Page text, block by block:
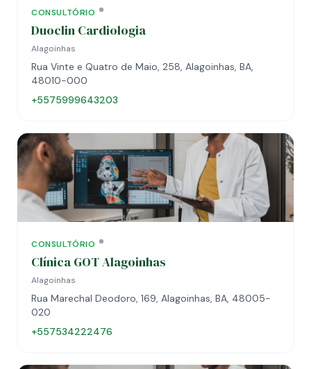
CONSULTÓRIO
Duoclin Cardiologia
Alagoinhas
Rua Vinte e Quatro de Maio, 258, Alagoinhas, BA,
48010-000
+5575999643203
CONSULTÓRIO
Clínica GOT Alagoinhas
Alagoinhas
Rua Marechal Deodoro, 169, Alagoinhas, BA, 48005-
020
+557534222476